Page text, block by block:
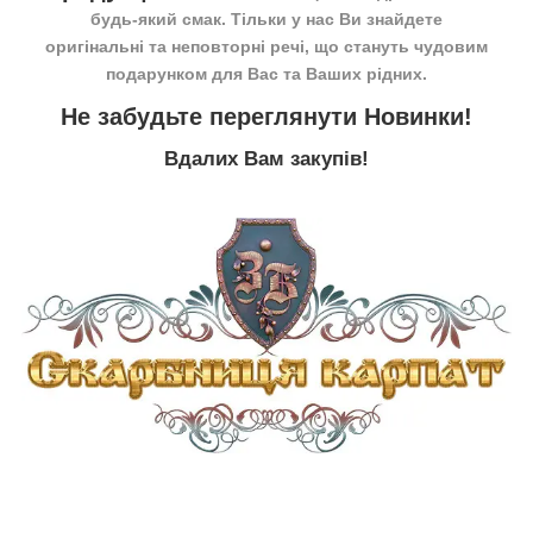
будь-який смак. Тільки у нас Ви знайдете
оригінальні та неповторні речі, що стануть чудовим
подарунком для Вас та Ваших рідних.
Не забудьте переглянути Новинки!
Вдалих Вам закупів!